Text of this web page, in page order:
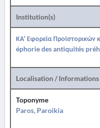
Institution(s)
ΚΑ' Εφορεία Προϊστορικών
éphorie des antiquités
Localisation / Informations
Toponyme
Paros, Paroikia